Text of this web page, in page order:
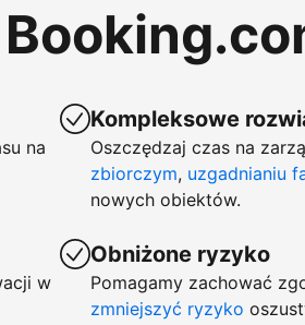
na
w
Kompleksowe
Oszczędzaj czas na
zbiorczym, uzgadnianiu
nowych obiektów.
Obniżone ryzyko
Pomagamy zachować
zmniejszyć ryzyko